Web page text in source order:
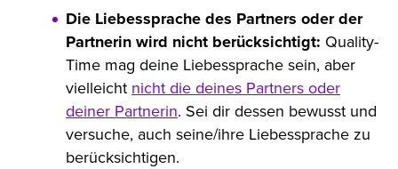
Die Liebessprache des Partners oder der
Partnerin wird nicht berücksichtigt: Quality-
Time mag deine Liebessprache sein, aber
vielleicht nicht die deines Partners oder
deiner Partnerin. Sei dir dessen bewusst und
versuche, auch seine/ihre Liebessprache zu
berücksichtigen.